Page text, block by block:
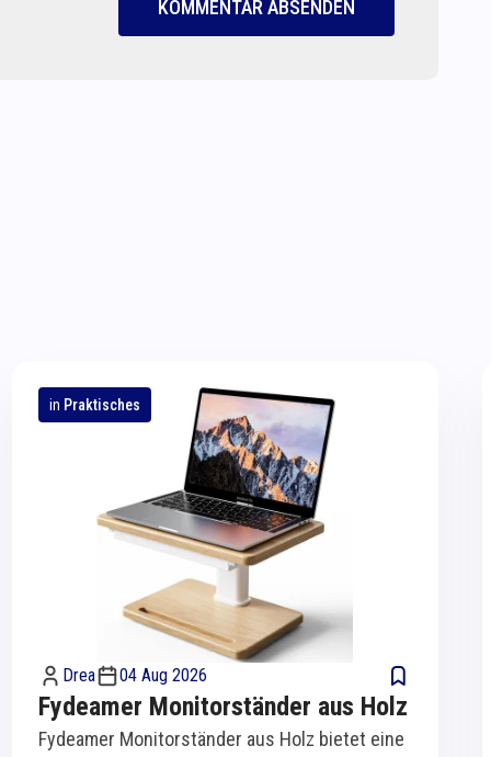
KOMMENTAR ABSENDEN
in Praktisches
Drea 04 Aug 2026
Fydeamer Monitorständer aus Holz
Fydeamer Monitorständer aus Holz bietet eine